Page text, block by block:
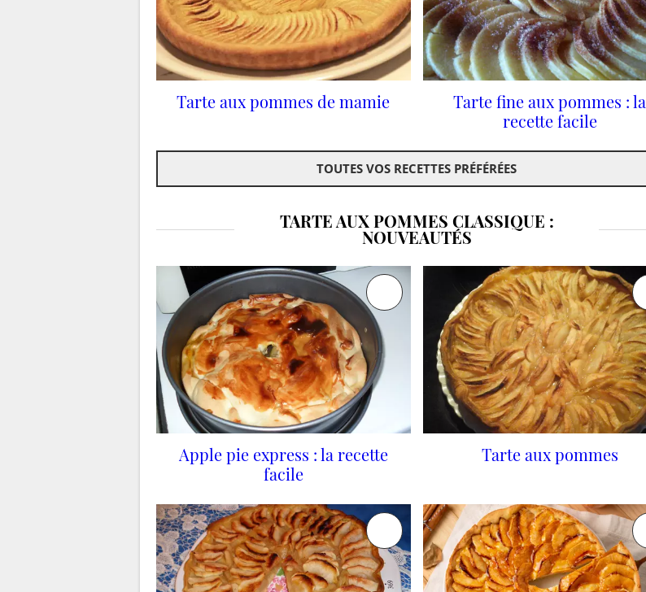
Tarte aux pommes de mamie
Tarte fine aux pommes : la
recette facile
TOUTES VOS RECETTES PRÉFÉRÉES
TARTE AUX POMMES CLASSIQUE :
NOUVEAUTÉS
Apple pie express : la recette
facile
Tarte aux pommes